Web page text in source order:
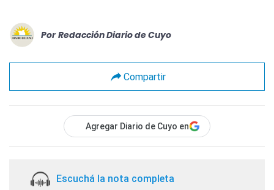
Por Redacción Diario de Cuyo
Compartir
Agregar Diario de Cuyo en
Escuchá la nota completa